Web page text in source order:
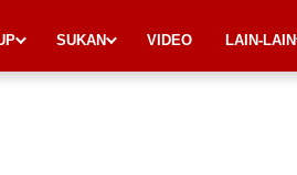
SUKAN VIDEO LAIN-LAIN